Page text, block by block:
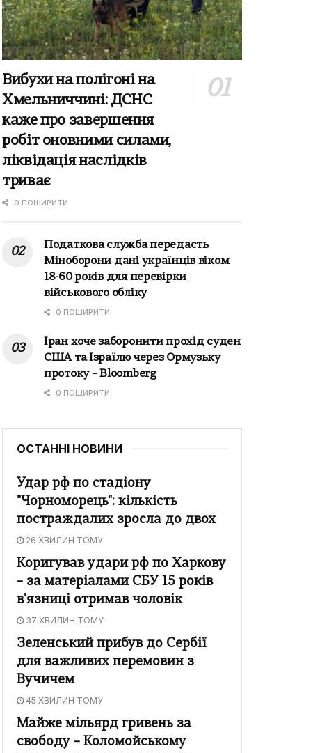
Вибухи на полігоні на
Хмельниччині: ДСНС
каже про завершення
робіт оновними силами,
ліквідація наслідків
триває
0 ПОШИРИТИ
Податкова служба передасть
Міноборони дані українців віком
18-60 років для перевірки
військового обліку
0 ПОШИРИТИ
Іран хоче заборонити прохід суден
США та Ізраїлю через Ормузьку
протоку – Bloomberg
0 ПОШИРИТИ
ОСТАННІ НОВИНИ
Удар рф по стадіону
"Чорноморець": кількість
постраждалих зросла до двох
26 ХВИЛИН ТОМУ
Коригував удари рф по Харкову
– за матеріалами СБУ 15 років
в'язниці отримав чоловік
37 ХВИЛИН ТОМУ
Зеленський прибув до Сербії
для важливих перемовин з
Вучичем
45 ХВИЛИН ТОМУ
Майже мільярд гривень за
свободу – Коломойському